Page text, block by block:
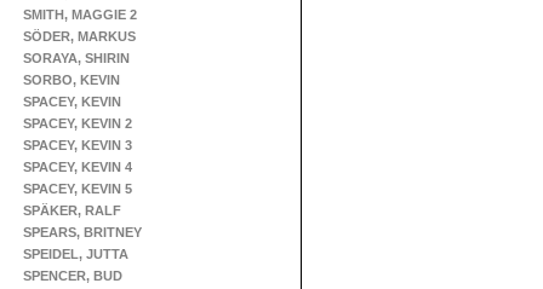
SMITH, MAGGIE 2
SÖDER, MARKUS
SORAYA, SHIRIN
SORBO, KEVIN
SPACEY, KEVIN
SPACEY, KEVIN 2
SPACEY, KEVIN 3
SPACEY, KEVIN 4
SPACEY, KEVIN 5
SPÄKER, RALF
SPEARS, BRITNEY
SPEIDEL, JUTTA
SPENCER, BUD